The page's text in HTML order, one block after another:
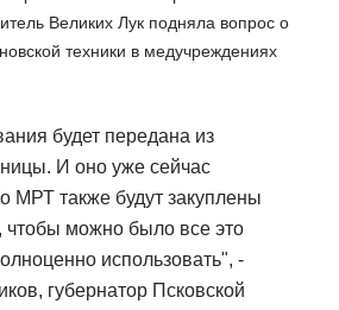
Великих Лук подняла вопрос о
техники в медучреждениях
будет передана из
И оно уже сейчас
МРТ также будут закуплены
чтобы можно было все это
использовать", -
губернатор Псковской